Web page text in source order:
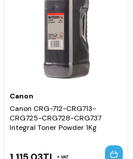
Canon
Canon CRG-712-CRG713-
CRG725-CRG728-CRG737
Integral Toner Powder 1Kg
VAT